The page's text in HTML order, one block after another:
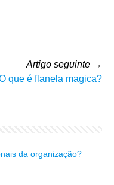
Artigo seguinte →
que é flanela magica?
da organização?